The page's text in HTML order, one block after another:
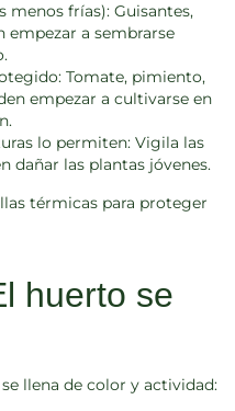
menos frías): Guisantes,
empezar a sembrarse
Tomate, pimiento,
empezar a cultivarse en
lo permiten: Vigila las
dañar las plantas jóvenes.
térmicas para proteger
huerto se
llena de color y actividad: